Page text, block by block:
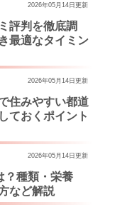
2026年05月14日更新
評判を徹底調
最適なタイミン
2026年05月14日更新
住みやすい都道
ておくポイント
2026年05月14日更新
？種類・栄養
など解説